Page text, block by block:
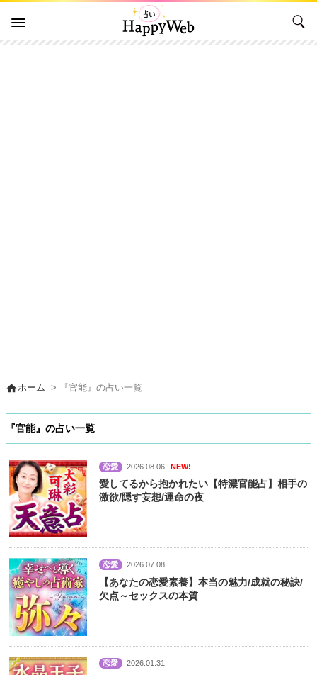
homeホーム > 『官能』の占い一覧
『官能』の占い一覧
恋愛 2026.08.06 NEW!
愛してるから抱かれたい【特濃官能占】相手の
激欲/隠す妄想/運命の夜
恋愛 2026.07.08
【あなたの恋愛素養】本当の魅力/成就の秘訣/
欠点～セックスの本質
恋愛 2026.01.31